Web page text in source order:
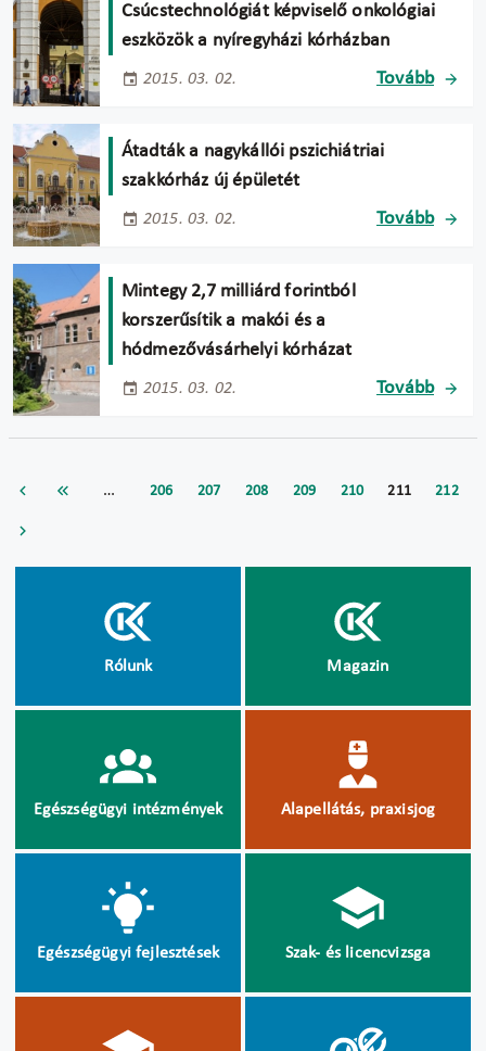
Csúcstechnológiát képviselő onkológiai
eszközök a nyíregyházi kórházban
2015. 03. 02. Tovább
Átadták a nagykállói pszichiátriai
szakkórház új épületét
2015. 03. 02. Tovább
Mintegy 2,7 milliárd forintból
korszerűsítik a makói és a
hódmezővásárhelyi kórházat
2015. 03. 02. Tovább
… 206 207 208 209 210 211 212
Rólunk Magazin
Egészségügyi intézmények Alapellátás, praxisjog
Egészségügyi fejlesztések Szak- és licencvizsga